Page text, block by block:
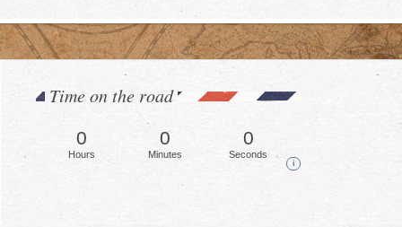
Time on the road
0
Hours
0
Minutes
0
Seconds
i